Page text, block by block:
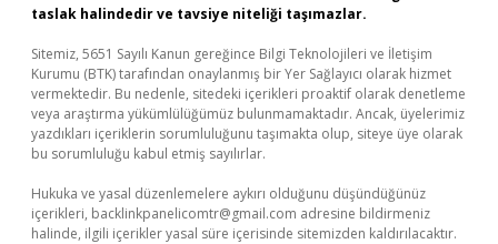
taslak halindedir ve tavsiye niteliği taşımazlar.
Sitemiz, 5651 Sayılı Kanun gereğince Bilgi Teknolojileri ve İletişim
Kurumu (BTK) tarafından onaylanmış bir Yer Sağlayıcı olarak hizmet
vermektedir. Bu nedenle, sitedeki içerikleri proaktif olarak denetleme
veya araştırma yükümlülüğümüz bulunmamaktadır. Ancak, üyelerimiz
yazdıkları içeriklerin sorumluluğunu taşımakta olup, siteye üye olarak
bu sorumluluğu kabul etmiş sayılırlar.
Hukuka ve yasal düzenlemelere aykırı olduğunu düşündüğünüz
içerikleri, backlinkpanelicomtr@gmail.com adresine bildirmeniz
halinde, ilgili içerikler yasal süre içerisinde sitemizden kaldırılacaktır.